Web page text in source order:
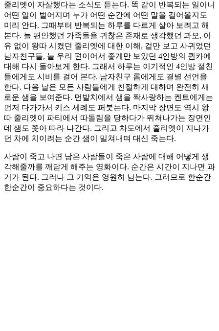
줄리엣이 자살했다는 소식도 듣는다. 똑 같이 반복되는 일이니
어떤 일이 벌어지며 누가 어떤 순간에 어떤 말을 걸어올지도
미리 안다. 그때부터 반복되는 하루를 다르게 살아 보려고 해
본다. 늘 편안했던 가족들을 귀찮은 존재로 생각했던 과오, 이
유 없이 왕따 시켰던 줄리엣에 대한 이해, 겉만 보고 사귀었던
남자친구들, 늘 우리 편이어서 좋게만 보았던 4인방의 퀸카에
대해 다시 돌아보게 한다. 그래서 하루는 이기적인 4인방 절친
들에게도 시비를 걸어 본다. 남자친구 롭에게도 결별 선언을
한다. 다음 날은 모든 사람들에게 친절하게 대하며 완전히 새
로운 샘을 보여준다. 먼발치에서 샘을 짝사랑하는 켄트에게는
먼저 다가가서 키스 세례도 퍼붓는다. 마지막 장면도 역시 왕
따 줄리엣이 파티에서 따돌림을 당하다가 뛰쳐나가는 장면인
데 샘도 쫓아 따라 나간다. 그리고 차도에서 줄리엣이 지나가
던 차에 치이려는 순간 샘이 밀쳐내며 대신 죽는다.
사람이 죽고 나면 남은 사람들이 죽은 사람에 대해 어떻게 생
각해줄까를 깨닫게 해주는 영화이다. 순간은 시간이 지나면 과
거가 된다. 그러나 그 기억은 영원히 남는다. 그러므로 한순간
한순간이 중요하다는 것이다.